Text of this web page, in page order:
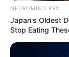
NEUROMIND PRO
Japan's Oldest
Stop Eating